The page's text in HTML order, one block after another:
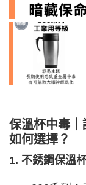
保溫杯中毒
如何選擇？
1. 不銹鋼保溫